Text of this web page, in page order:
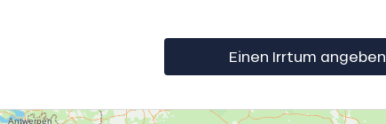
Einen Irrtum angeben